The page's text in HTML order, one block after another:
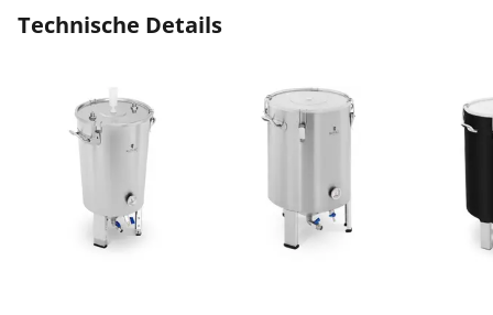
Technische Details